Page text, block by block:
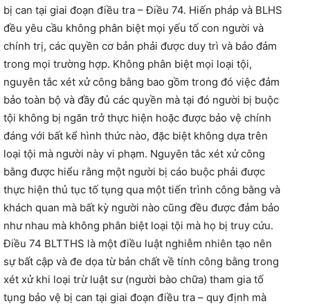
bị can tại giai đoạn điều tra – Điều 74. Hiến pháp và BLHS
đều yêu cầu không phân biệt mọi yếu tố con người và
chính trị, các quyền cơ bản phải được duy trì và bảo đảm
trong mọi trường hợp. Không phân biệt mọi loại tội,
nguyên tắc xét xử công bằng bao gồm trong đó việc đảm
bảo toàn bộ và đầy đủ các quyền mà tại đó người bị buộc
tội không bị ngăn trở thực hiện hoặc được bảo vệ chính
đáng với bất kể hình thức nào, đặc biệt không dựa trên
loại tội mà người này vi phạm. Nguyên tắc xét xử công
bằng được hiểu rằng một người bị cáo buộc phải được
thực hiện thủ tục tố tụng qua một tiến trình công bằng và
khách quan mà bất kỳ người nào cũng đều được đảm bảo
như nhau mà không phân biệt loại tội mà họ bị truy cứu.
Điều 74 BLTTHS là một điều luật nghiễm nhiên tạo nên
sự bất cập và đe dọa từ bản chất về tính công bằng trong
xét xử khi loại trừ luật sư (người bào chữa) tham gia tố
tụng bảo vệ bị can tại giai đoạn điều tra – quy định mà